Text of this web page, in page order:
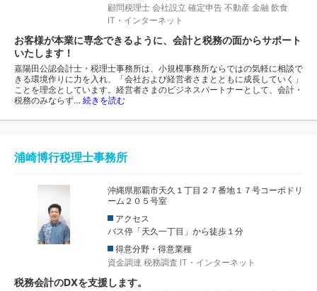
顧問税理士 会社設立 確定申告 不動産 金融 飲食
IT・インターネット
お客様が本業に専念できるように、会計と税務の面からサポート
いたします！
嘉陽田公認会計士・税理士事務所は、小規模事務所ならではの気軽に相談で
きる環境作りに力を入れ、「会社および経営者さまとともに成長していく」
ことを理念としています。経営者さまのビジネスパートナーとして、会計・
税務のみならず… 続きを読む
浦崎博行税理士事務所
沖縄県那覇市天久１丁目２７番地１７号コーポドリ
ーム２０５号室
アクセス
バス停「天久一丁目」から徒歩１分
得意分野・得意業種
資金調達 税務調査 IT・インターネット
税務会計のDXを支援します。